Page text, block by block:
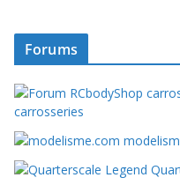
Forums
carrosseries